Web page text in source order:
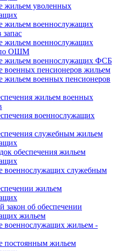
жильем уволенных
жильем военнослужащих
жильем военнослужащих
по ОШМ
жильем военнослужащих ФСБ
военных пенсионеров жильем
жильем военных пенсионеров
жильем военных
военнослужащих
служебным жильем
обеспечения жильем
военнослужащих служебным
жильем
закон об обеспечении
жильем
военнослужащих жильем -
постоянным жильем